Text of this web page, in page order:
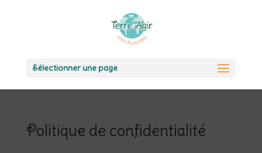
Sélectionner une page
Politique de confidentialité